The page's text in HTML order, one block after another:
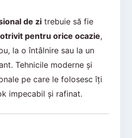
de zitrebuie să fie
pentru orice ocazie,
la o întâlnire sau la un
Tehnicile moderne și
pe care le folosesc îți
impecabil și rafinat.